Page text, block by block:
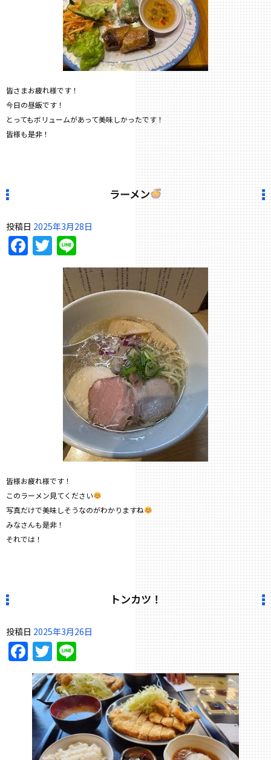
皆さまお疲れ様です！
今日の昼飯です！
とってもボリュームがあって美味しかったです！
皆様も是非！
ラーメン
投稿日 2025年3月28日
Facebook
Twitter
皆様お疲れ様です！
このラーメン見てください
写真だけで美味しそうなのがわかりますね
みなさんも是非！
それでは！
トンカツ！
投稿日 2025年3月26日
Facebook
Twitter